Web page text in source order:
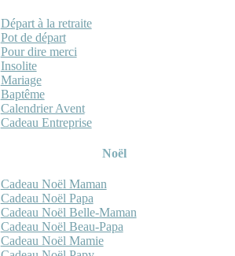
Départ à la retraite
Pot de départ
Pour dire merci
Insolite
Mariage
Baptême
Calendrier Avent
Cadeau Entreprise
Noël
Cadeau Noël Maman
Cadeau Noël Papa
Cadeau Noël Belle-Maman
Cadeau Noël Beau-Papa
Cadeau Noël Mamie